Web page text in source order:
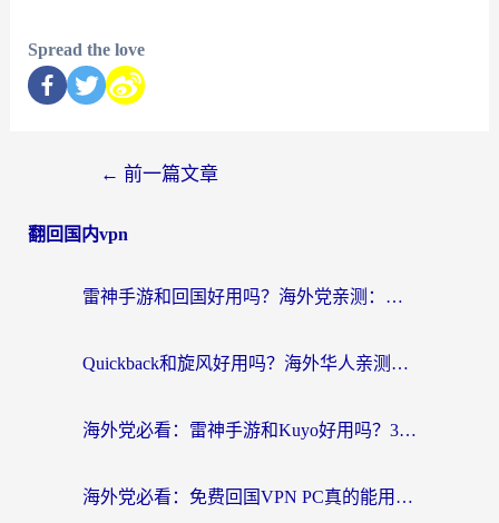
Spread the love
← 前一篇文章
翻回国内vpn
雷神手游和回国好用吗？海外党亲测：选对加速器才能无缝刷剧打游戏
Quickback和旋风好用吗？海外华人亲测：选对回国加速器才能无缝看央视5
海外党必看：雷神手游和Kuyo好用吗？3款回国加速器实测+避坑指南
海外党必看：免费回国VPN PC真的能用？附国内高速VPN选择全攻略